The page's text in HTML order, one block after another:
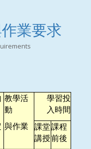
業要求
教學活
動
與作業
學習投
入時間
課堂
講授
課程
前後